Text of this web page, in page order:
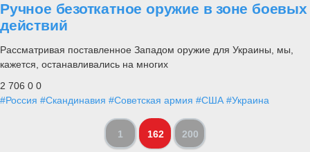
Ручное безоткатное оружие в зоне боевых
действий
Рассматривая поставленное Западом оружие для Украины, мы,
кажется, останавливались на многих
2 706 0 0
#Россия #Скандинавия #Советская армия #США #Украина
1 162 200